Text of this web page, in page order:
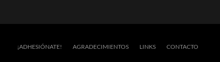
¡ADHESIÓNATE! AGRADECIMIENTOS LINKS CONTACTO